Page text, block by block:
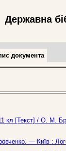
Державна
документа
11 кл [Текст] / О. М.
— Київ :